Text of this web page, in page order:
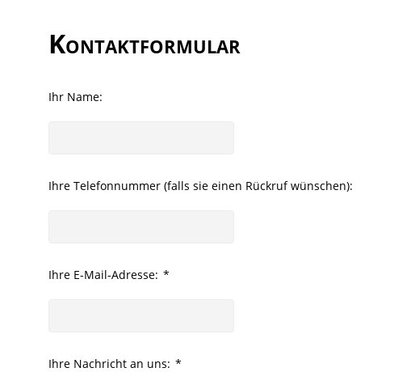
Kontaktformular
Ihr Name:
Ihre Telefonnummer (falls sie einen Rückruf wünschen):
Ihre E-Mail-Adresse: *
Ihre Nachricht an uns: *